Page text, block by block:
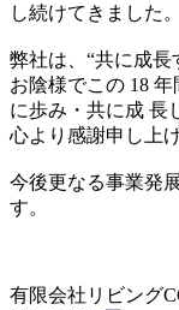
し続けてきました。
弊社は、“共に成長
お陰様でこの 18
に歩み・共に成 長
心より感謝申し上
今後更なる事業発
す。
有限会社リビング